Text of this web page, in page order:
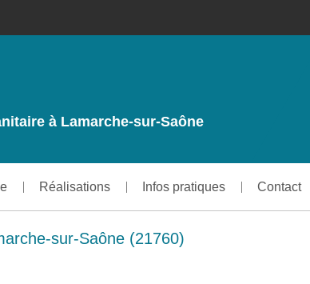
à Lamarche-sur-Saône
Réalisations Infos pratiques Contact
sur-Saône (21760)